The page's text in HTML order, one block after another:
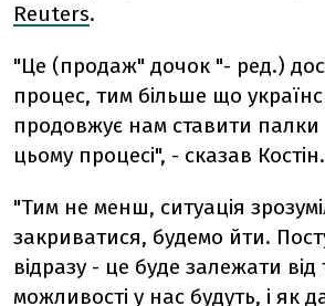
Reuters.
"Це (продаж" дочок "- ред.)
процес, тим більше що
продовжує нам ставити палки
цьому процесі", - сказав Костін.
"Тим не менш, ситуація
закриватися, будемо йти.
відразу - це буде залежати від
можливості у нас будуть, і як